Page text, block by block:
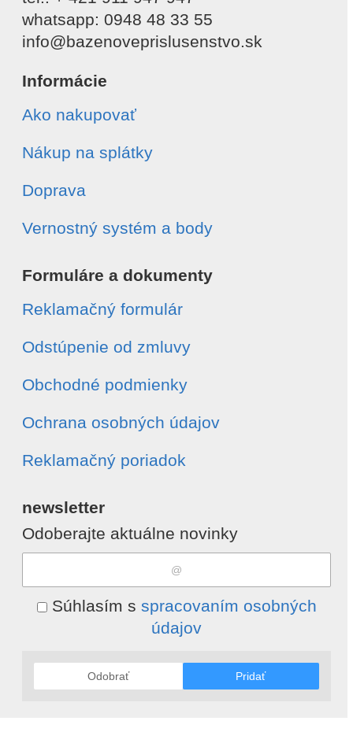
whatsapp: 0948 48 33 55
info@bazenoveprislusenstvo.sk
Informácie
Ako nakupovať
Nákup na splátky
Doprava
Vernostný systém a body
Formuláre a dokumenty
Reklamačný formulár
Odstúpenie od zmluvy
Obchodné podmienky
Ochrana osobných údajov
Reklamačný poriadok
newsletter
Odoberajte aktuálne novinky
Súhlasím s spracovaním osobných
údajov
Odobrať Pridať